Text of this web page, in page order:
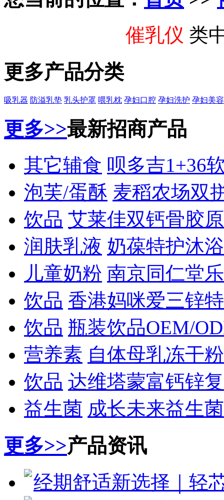
催乳仪 类
更多产品分类
吸乳器 防溢乳垫 乳头护罩 喂乳枕 孕妇口腔 孕妇洗护 孕妇美容
更多>>最新招商产品
其它辅食 呗多吉1+36
泡芙/蛋酥 麦稻农场双
饮品 艾莱佳双钙骨胶
润肤乳液 奶葆特护沐
儿童奶粉 南京同仁堂
饮品 香港妈咪爱三锌
饮品 瓶装饮品OEM/
营养素 自体母乳冻干
饮品 达维塔蒙富钙锌
益生菌 成长未来益生
更多>>产品资讯
经期舒适新选择｜轻